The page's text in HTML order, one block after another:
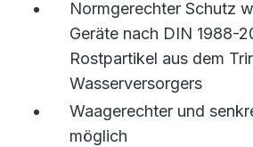
Normgerechter Schutz
Geräte nach DIN 1988-
Rostpartikel aus dem
Wasserversorgers
Waagerechter und
möglich